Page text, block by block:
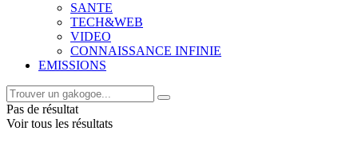
SANTE
TECH&WEB
VIDEO
CONNAISSANCE INFINIE
EMISSIONS
Pas de résultat
Voir tous les résultats